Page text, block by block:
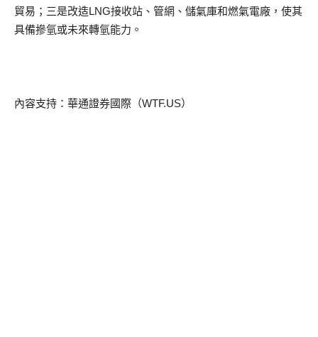
貿易；三是改造LNG接收站、管網、儲氣庫和燃氣電廠，使其
具備摻氫或未來轉氫能力。
內容支持：華通證券國際（WTF.US）